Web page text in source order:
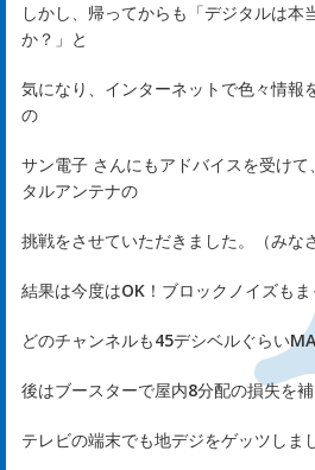
しかし、帰ってからも「デジタルは本
か？」と
気になり、インターネットで色々情報
の
サン電子 さんにもアドバイスを受け
タルアンテナの
挑戦をさせていただきました。（みな
結果は今度はOK！ブロックノイズもま
どのチャンネルも45デシベルぐらい
後はブースターで屋内8分配の損失を補
テレビの端末でも地デジをゲッツしま